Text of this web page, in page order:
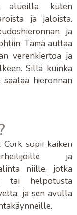
alueilla, kuten
ja jaloista.
ja
Tämä auttaa
verenkiertoa ja
. Sillä kuinka
hieronnan
Cork sopii kaiken
ja
niille, jotka
tai helpotusta
ja sen avulla